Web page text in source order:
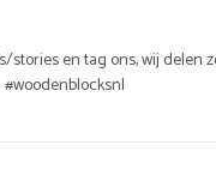
stories en tag ons, wij delen